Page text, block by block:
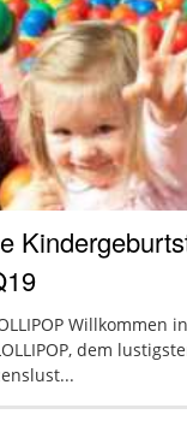
Willkommen
dem